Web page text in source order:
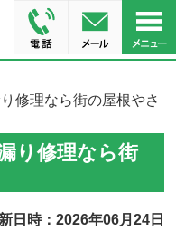
修理なら街の屋根やさ
り修理なら街
日時：2026年06月24日